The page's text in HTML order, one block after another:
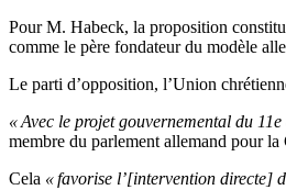
Pour M. Habeck, la proposition
comme le père fondateur du modèle
Le parti d’opposition, l’Union
« Avec le projet gouvernemental du
membre du parlement allemand pour
Cela « favorise l’[intervention directe]